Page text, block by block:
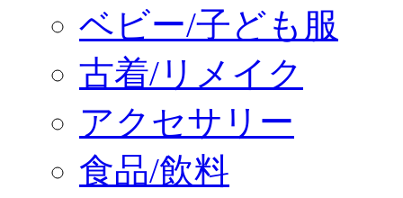
ベビー/子ども服
古着/リメイク
アクセサリー
食品/飲料